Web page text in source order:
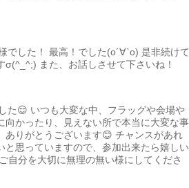
でした！ 最高！でした(о´∀`о) 是非続けて
σ(^_^;) また、お話しさせて下さいね！
た😌 いつも大変な中、フラッグや会場や
向かったり、見えない所で本当に大変な事
ありがとうございます😊 チャンスがあれ
と思っていますので、参加出来たら嬉しい
自分を大切に無理の無い様にしてくださ